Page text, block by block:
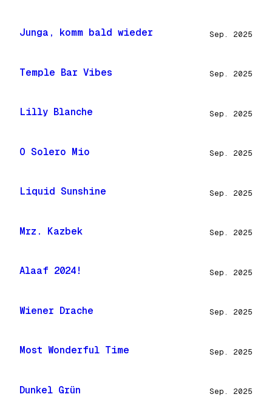
Junga, komm bald wieder Sep. 2025
Temple Bar Vibes Sep. 2025
Lilly Blanche Sep. 2025
O Solero Mio Sep. 2025
Liquid Sunshine Sep. 2025
Mrz. Kazbek Sep. 2025
Alaaf 2024! Sep. 2025
Wiener Drache Sep. 2025
Most Wonderful Time Sep. 2025
Dunkel Grün Sep. 2025